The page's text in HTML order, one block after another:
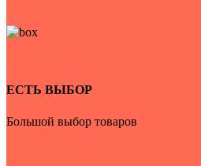
ЕСТЬ ВЫБОР
Большой выбор товаров